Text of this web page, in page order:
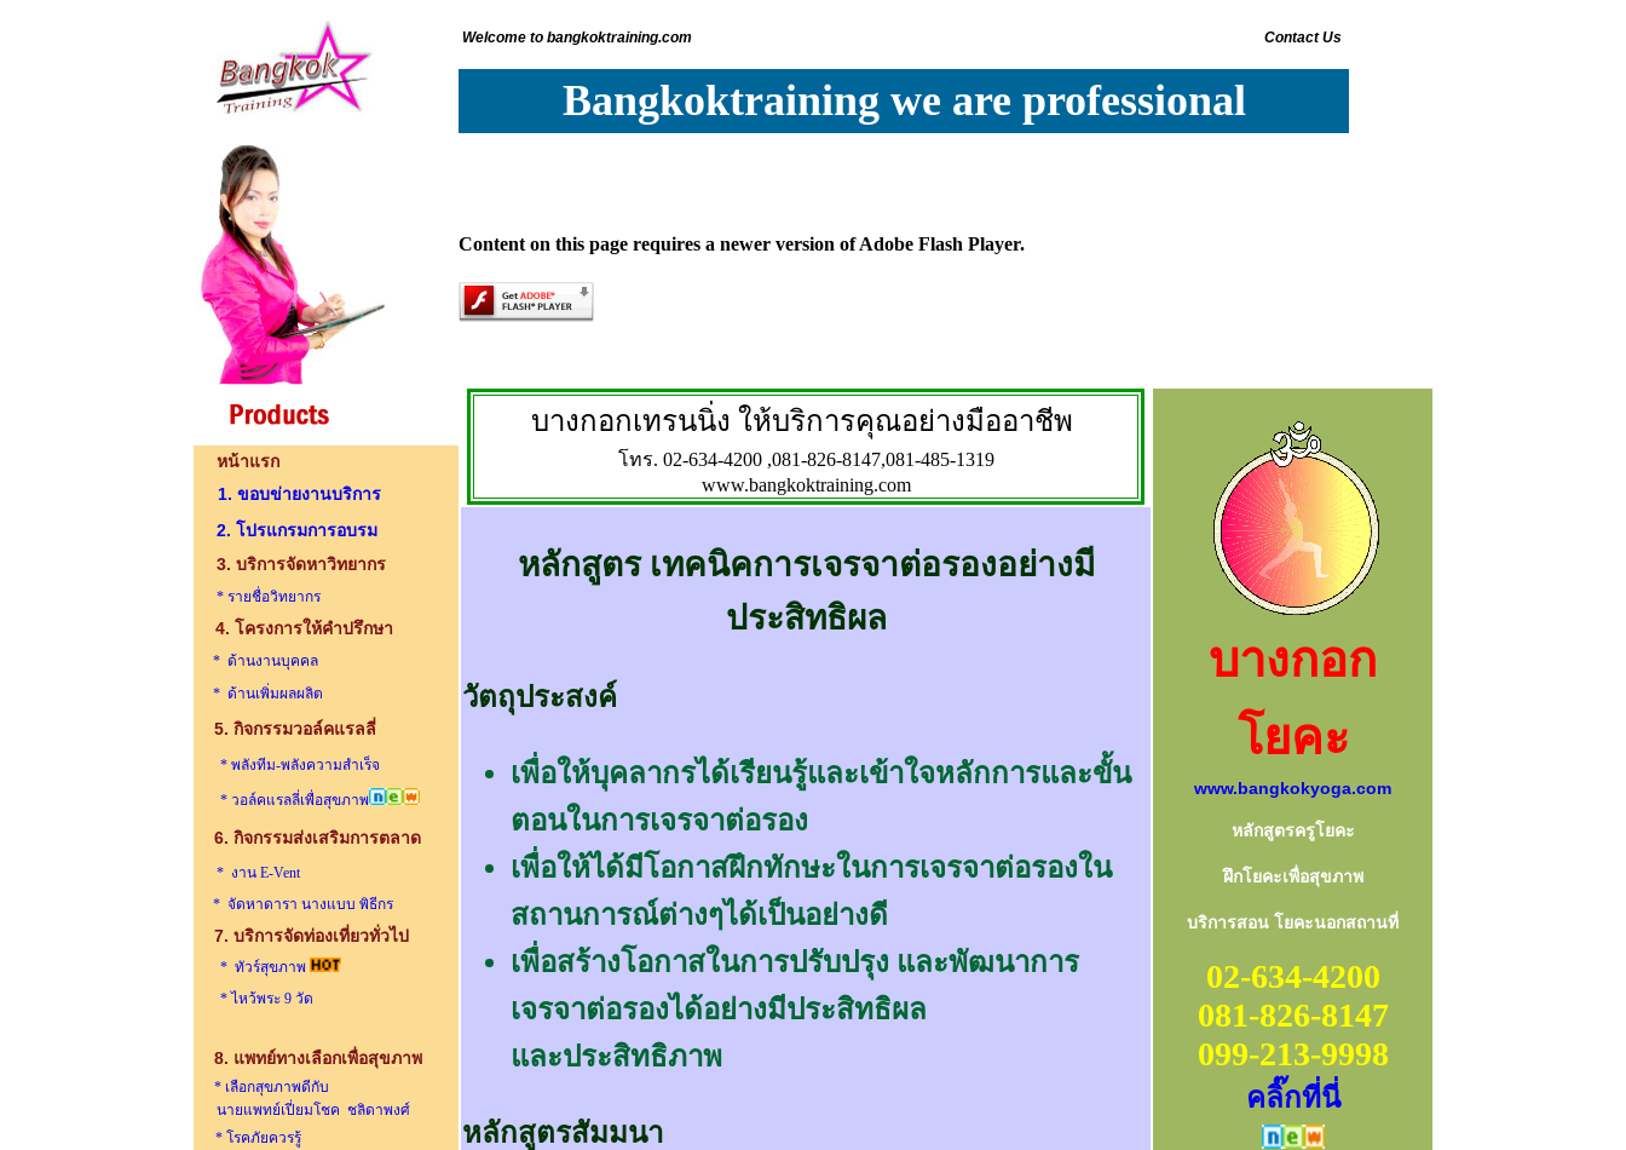
Welcome to bangkoktraining.com Contact Us
Bangkoktraining we are professional
Content on this page requires a newer version of Adobe Flash Player.
หน้าแรก
1. ขอบข่ายงานบริการ
2. โปรแกรมการอบรม
3. บริการจัดหาวิทยากร
* รายชื่อวิทยากร
4. โครงการให้คำปรึกษา
* ด้านงานบุคคล
* ด้านเพิ่มผลผลิต
5. กิจกรรมวอล์คแรลลี่
* พลังทีม-พลังความสำเร็จ
* วอล์คแรลลี่เพื่อสุขภาพ
6. กิจกรรมส่งเสริมการตลาด
* งาน E-Vent
* จัดหาดารา นางแบบ พิธีกร
7. บริการจัดท่องเที่ยวทั่วไป
* ทัวร์สุขภาพ
* ไหว้พระ 9 วัด
8. แพทย์ทางเลือกเพื่อสุขภาพ
* เลือกสุขภาพดีกับ
นายแพทย์เปี่ยมโชค ชลิดาพงศ์
* โรคภัยควรรู้
บางกอกเทรนนิ่ง ให้บริการคุณอย่างมืออาชีพ
โทร. 02-634-4200 ,081-826-8147,081-485-1319
www.bangkoktraining.com
หลักสูตร เทคนิคการเจรจาต่อรองอย่างมี
ประสิทธิผล
วัตถุประสงค์
เพื่อให้บุคลากรได้เรียนรู้และเข้าใจหลักการและขั้น
ตอนในการเจรจาต่อรอง
เพื่อให้ได้มีโอกาสฝึกทักษะในการเจรจาต่อรองใน
สถานการณ์ต่างๆได้เป็นอย่างดี
เพื่อสร้างโอกาสในการปรับปรุง และพัฒนาการ
เจรจาต่อรองได้อย่างมีประสิทธิผล
และประสิทธิภาพ
หลักสูตรสัมมนา
บางกอก
โยคะ
www.bangkokyoga.com
หลักสูตรครูโยคะ
ฝึกโยคะเพื่อสุขภาพ
บริการสอน โยคะนอกสถานที่
02-634-4200
081-826-8147
099-213-9998
คลิ๊กที่นี่